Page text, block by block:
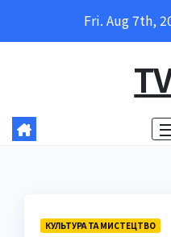
Fri. Aug 7th,
КУЛЬТУРА ТА МИСТЕЦТВО